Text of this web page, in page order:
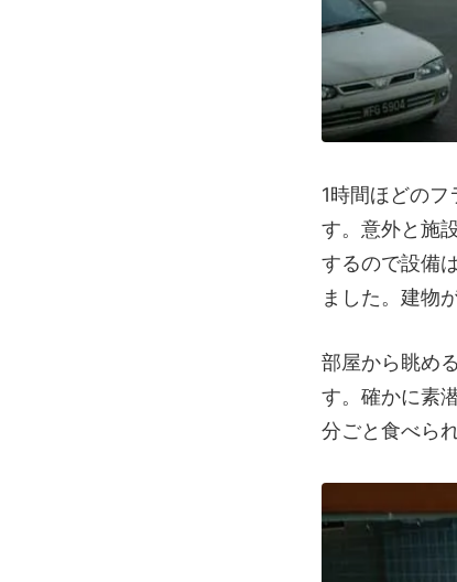
1時間ほどの
す。意外と施
するので設備
ました。建物
部屋から眺め
す。確かに素
分ごと食べら